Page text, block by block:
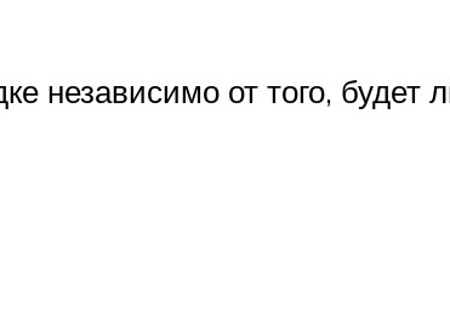
независимо от того, будет